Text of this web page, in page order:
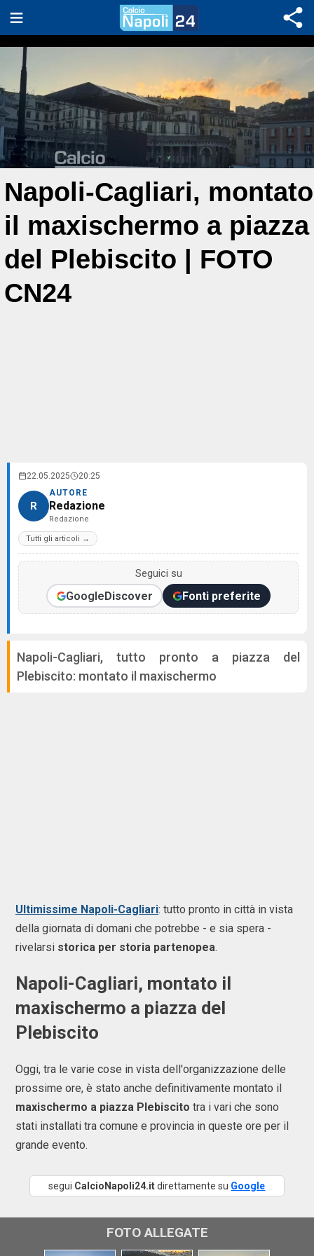
Napoli-Cagliari, montato
il maxischermo a piazza
del Plebiscito | FOTO
CN24
22.05.2025 20:25
R
AUTORE
Redazione
Redazione
Tutti gli articoli →
Seguici su
GoogleDiscover Fonti preferite
Napoli-Cagliari, tutto pronto a piazza del
Plebiscito: montato il maxischermo
Ultimissime Napoli-Cagliari: tutto pronto in città in vista
della giornata di domani che potrebbe - e sia spera -
rivelarsi storica per storia partenopea.
Napoli-Cagliari, montato il
maxischermo a piazza del
Plebiscito
Oggi, tra le varie cose in vista dell'organizzazione delle
prossime ore, è stato anche definitivamente montato il
maxischermo a piazza Plebiscito tra i vari che sono
stati installati tra comune e provincia in queste ore per il
grande evento.
segui CalcioNapoli24.itdirettamente su Google
FOTO ALLEGATE